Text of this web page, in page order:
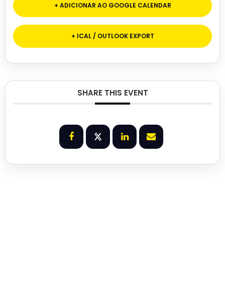
+ ADICIONAR AO GOOGLE CALENDAR
+ ICAL / OUTLOOK EXPORT
SHARE THIS EVENT